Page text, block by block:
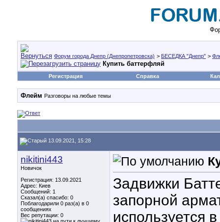
Форум города Днепр (Днепропетровска) > БЕСЕДКА "Днепр" >
Купить баттерфляй
Регистрация Справка
Флейм Разговоры на любые темы
13.09.2021, 15:28
nikitini443
Новичок
Регистрация: 13.09.2021
Адрес: Киев
Сообщений: 1
Сказал(а) спасибо: 0
Поблагодарили 0 раз(а) в 0
сообщениях
Вес репутации: 0
Задвижки
запорной
используется